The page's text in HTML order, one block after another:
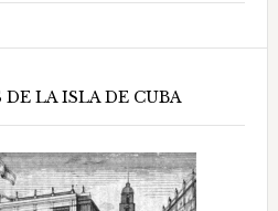
DE LA ISLA DE CUBA